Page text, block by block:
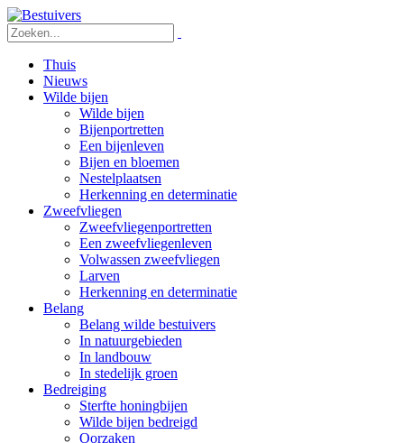
Thuis
Nieuws
Wilde bijen
Wilde bijen
Bijenportretten
Een bijenleven
Bijen en bloemen
Nestelplaatsen
Herkenning en determinatie
Zweefvliegen
Zweefvliegenportretten
Een zweefvliegenleven
Volwassen zweefvliegen
Larven
Herkenning en determinatie
Belang
Belang wilde bestuivers
In natuurgebieden
In landbouw
In stedelijk groen
Bedreiging
Sterfte honingbijen
Wilde bijen bedreigd
Oorzaken